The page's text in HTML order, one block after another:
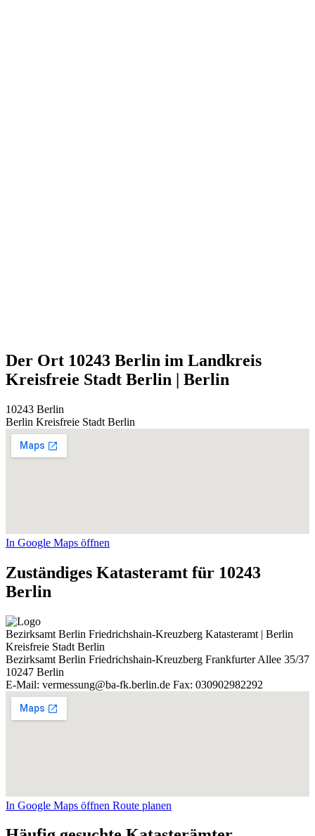
Der Ort 10243 Berlin im Landkreis
Kreisfreie Stadt Berlin | Berlin
10243 Berlin
Berlin Kreisfreie Stadt Berlin
In Google Maps öffnen
Zuständiges Katasteramt für 10243
Berlin
Bezirksamt Berlin Friedrichshain-Kreuzberg Katasteramt | Berlin
Kreisfreie Stadt Berlin
Bezirksamt Berlin Friedrichshain-Kreuzberg Frankfurter Allee 35/37
10247 Berlin
E-Mail: vermessung@ba-fk.berlin.de Fax: 030902982292
In Google Maps öffnen Route planen